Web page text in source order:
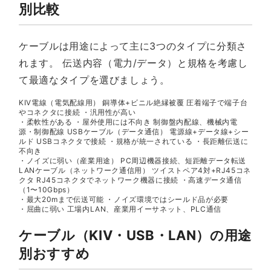
別比較
ケーブルは用途によって主に3つのタイプに分類さ
れます。 伝送内容（電力/データ）と規格を考慮し
て最適なタイプを選びましょう。
KIV電線（電気配線用） 銅導体+ビニル絶縁被覆 圧着端子で端子台
やコネクタに接続 ・汎用性が高い
・柔軟性がある ・屋外使用には不向き 制御盤内配線、機械内電
源・制御配線 USBケーブル（データ通信） 電源線+データ線+シー
ルド USBコネクタで接続 ・規格が統一されている ・長距離伝送に
不向き
・ノイズに弱い（産業用途） PC周辺機器接続、短距離データ転送
LANケーブル（ネットワーク通信用） ツイストペア4対+RJ45コネ
クタ RJ45コネクタでネットワーク機器に接続 ・高速データ通信
（1〜10Gbps）
・最大20mまで伝送可能 ・ノイズ環境ではシールド品が必要
・屈曲に弱い 工場内LAN、産業用イーサネット、PLC通信
ケーブル（KIV・USB・LAN）の用途
別おすすめ